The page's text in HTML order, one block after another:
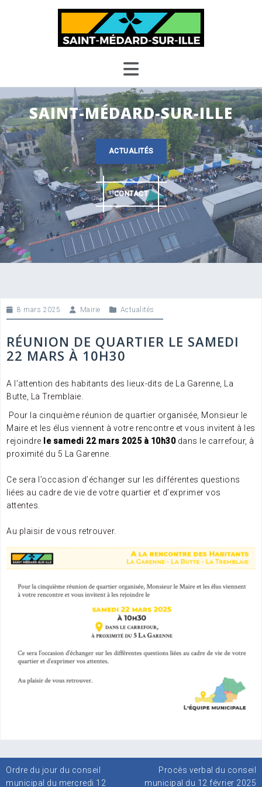
SAINT-MÉDARD-SUR-ILLE
ACTUALITÉS
CONTACT
8 mars 2025 Mairie Actualités
RÉUNION DE QUARTIER LE SAMEDI
22 MARS À 10H30
A l’attention des habitants des lieux-dits de La Garenne, La
Butte, La Tremblaie.
Pour la cinquième réunion de quartier organisée, Monsieur le
Maire et les élus viennent à votre rencontre et vous invitent à les
rejoindre
le samedi 22 mars 2025 à 10h30dans le carrefour, à
proximité du 5 La Garenne.
Ce sera l’occasion d’échanger sur les différentes questions
liées au cadre de vie de votre quartier et d’exprimer vos
attentes.
Au plaisir de vous retrouver.
Navigation
de
Ordre du jour du conseil
municipal du mercredi 12
Procès verbal du conseil
municipal du 12 février 2025